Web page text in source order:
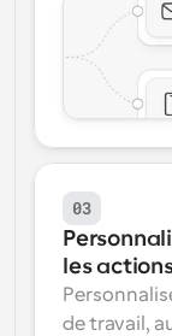
03
les
de travail,